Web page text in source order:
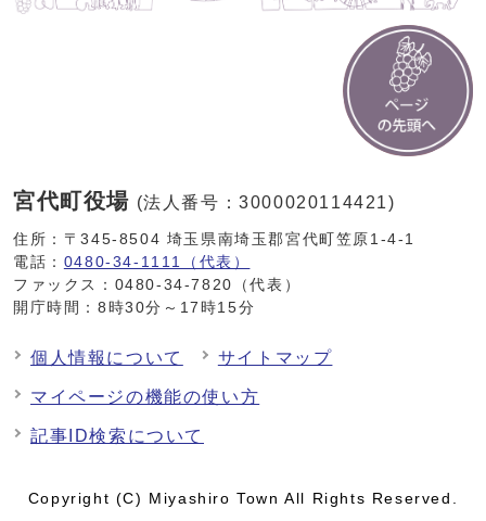
宮代町役場 (法人番号：3000020114421)
住所：〒345-8504 埼玉県南埼玉郡宮代町笠原1-4-1
電話： 0480-34-1111（代表）
ファックス：0480-34-7820（代表）
開庁時間：8時30分～17時15分
個人情報について サイトマップ
マイページの機能の使い方
記事ID検索について
Copyright (C) Miyashiro Town All Rights Reserved.